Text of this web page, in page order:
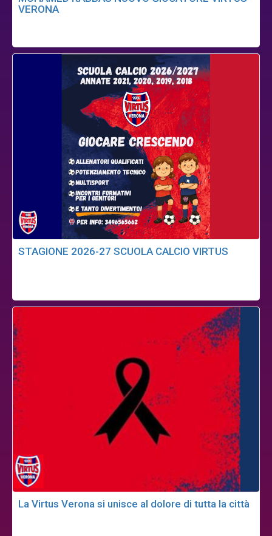
VERONA
STAGIONE 2026-27 SCUOLA CALCIO VIRTUS
La Virtus Verona si unisce al dolore di tutta la città